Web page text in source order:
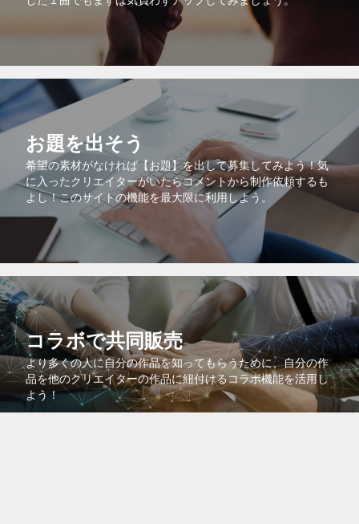
お題を出そう
希望の素材がなければ【お題】を出して募集してみよう！気
に入ったクリエイターがいたらコメントから制作依頼するも
よし！このサイトの機能を最大限に利用しよう。
コラボで共同販売
より多くの人に自分の作品を知ってもらうために、自分の作
品を他のクリエイターの作品に紐付けるコラボ機能を活用し
よう！